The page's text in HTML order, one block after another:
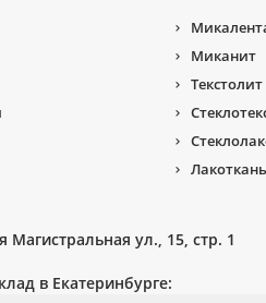
Миканит
Текстолит
Лакоткань
Магистральная ул., 15, стр. 1
в Екатеринбурге: